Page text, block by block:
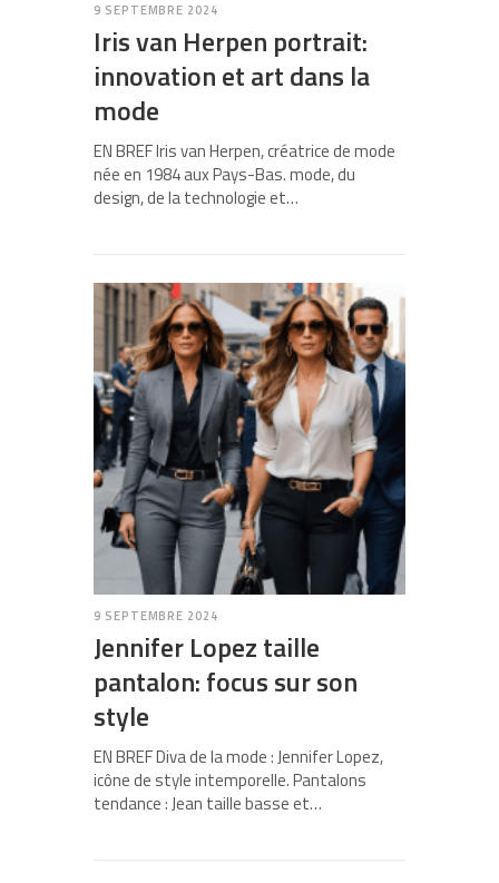
9 SEPTEMBRE 2024
Iris van Herpen portrait:
innovation et art dans la
mode
EN BREF Iris van Herpen, créatrice de mode
née en 1984 aux Pays-Bas. mode, du
design, de la technologie et…
9 SEPTEMBRE 2024
Jennifer Lopez taille
pantalon: focus sur son
style
EN BREF Diva de la mode : Jennifer Lopez,
icône de style intemporelle. Pantalons
tendance : Jean taille basse et…